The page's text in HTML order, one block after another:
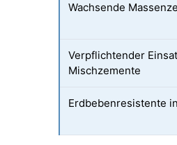
Wachsende
Verpflichtender
Mischzemente
Erdbebenresistente